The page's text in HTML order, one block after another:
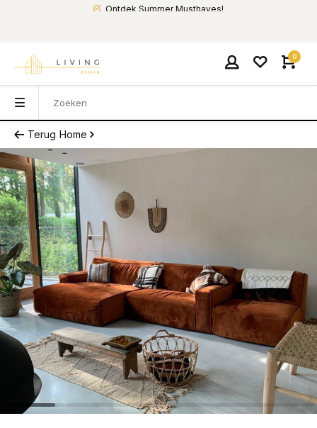
Ontdek Summer Musthaves!
0
Terug Home